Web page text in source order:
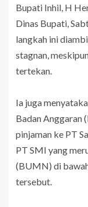
Bupati Inhil, H
Dinas Bupati,
langkah ini
stagnan,
tertekan.
Ia juga
Badan Anggaran
pinjaman ke PT
PT SMI yang
(BUMN) di
tersebut.